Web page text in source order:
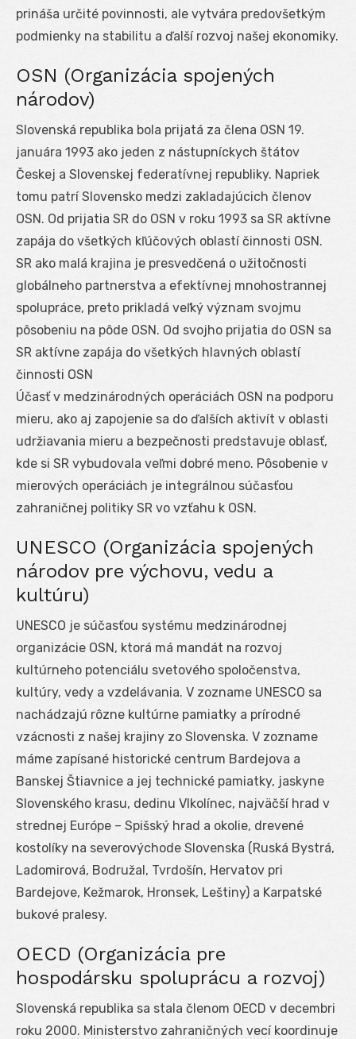
prináša určité povinnosti, ale vytvára predovšetkým
podmienky na stabilitu a ďalší rozvoj našej ekonomiky.
OSN (Organizácia spojených
národov)
Slovenská republika bola prijatá za člena OSN 19.
januára 1993 ako jeden z nástupníckych štátov
Českej a Slovenskej federatívnej republiky. Napriek
tomu patrí Slovensko medzi zakladajúcich členov
OSN. Od prijatia SR do OSN v roku 1993 sa SR aktívne
zapája do všetkých kľúčových oblastí činnosti OSN.
SR ako malá krajina je presvedčená o užitočnosti
globálneho partnerstva a efektívnej mnohostrannej
spolupráce, preto prikladá veľký význam svojmu
pôsobeniu na pôde OSN. Od svojho prijatia do OSN sa
SR aktívne zapája do všetkých hlavných oblastí
činnosti OSN
Účasť v medzinárodných operáciách OSN na podporu
mieru, ako aj zapojenie sa do ďalších aktivít v oblasti
udržiavania mieru a bezpečnosti predstavuje oblasť,
kde si SR vybudovala veľmi dobré meno. Pôsobenie v
mierových operáciách je integrálnou súčasťou
zahraničnej politiky SR vo vzťahu k OSN.
UNESCO (Organizácia spojených
národov pre výchovu, vedu a
kultúru)
UNESCO je súčasťou systému medzinárodnej
organizácie OSN, ktorá má mandát na rozvoj
kultúrneho potenciálu svetového spoločenstva,
kultúry, vedy a vzdelávania. V zozname UNESCO sa
nachádzajú rôzne kultúrne pamiatky a prírodné
vzácnosti z našej krajiny zo Slovenska. V zozname
máme zapísané historické centrum Bardejova a
Banskej Štiavnice a jej technické pamiatky, jaskyne
Slovenského krasu, dedinu Vlkolínec, najväčší hrad v
strednej Európe – Spišský hrad a okolie, drevené
kostolíky na severovýchode Slovenska (Ruská Bystrá,
Ladomirová, Bodružal, Tvrdošín, Hervatov pri
Bardejove, Kežmarok, Hronsek, Leštiny) a Karpatské
bukové pralesy.
OECD (Organizácia pre
hospodársku spoluprácu a rozvoj)
Slovenská republika sa stala členom OECD v decembri
roku 2000. Ministerstvo zahraničných vecí koordinuje